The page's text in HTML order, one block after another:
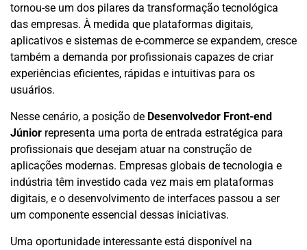
tornou-se um dos pilares da transformação tecnológica
das empresas. À medida que plataformas digitais,
aplicativos e sistemas de e-commerce se expandem, cresce
também a demanda por profissionais capazes de criar
experiências eficientes, rápidas e intuitivas para os
usuários.
Nesse cenário, a posição de Desenvolvedor Front-end
Júnior representa uma porta de entrada estratégica para
profissionais que desejam atuar na construção de
aplicações modernas. Empresas globais de tecnologia e
indústria têm investido cada vez mais em plataformas
digitais, e o desenvolvimento de interfaces passou a ser
um componente essencial dessas iniciativas.
Uma oportunidade interessante está disponível na